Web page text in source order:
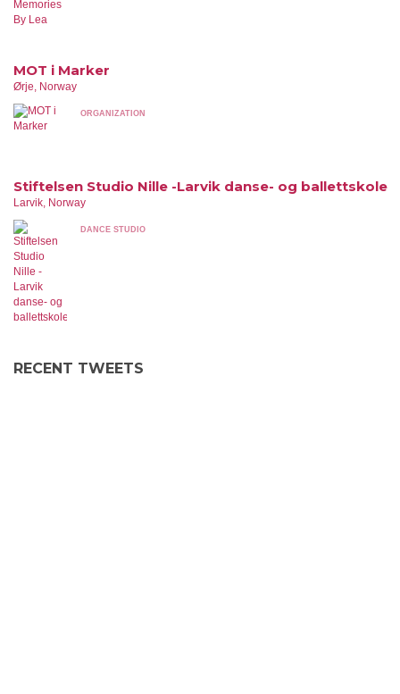
MOT i Marker
Ørje, Norway
ORGANIZATION
Stiftelsen Studio Nille -Larvik danse- og ballettskole
Larvik, Norway
DANCE STUDIO
RECENT TWEETS